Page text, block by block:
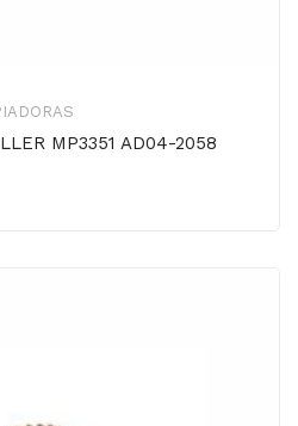
MP3351 AD04-2058